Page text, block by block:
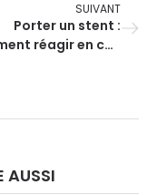
SUIVANT
Porter un stent :
réagir en cas
AUSSI